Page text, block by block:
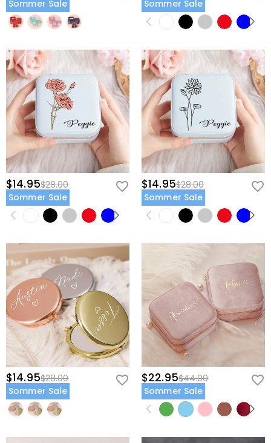
Sommer Sale
Sommer Sale
$14.95$28.00
Sommer Sale
$14.95$28.00
Sommer Sale
$14.95$28.00
Sommer Sale
$22.95$44.00
Sommer Sale